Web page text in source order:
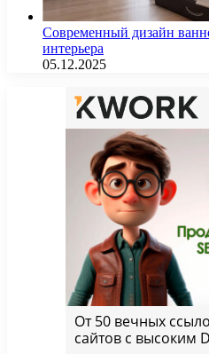
Современный дизайн
интерьера
05.12.2025